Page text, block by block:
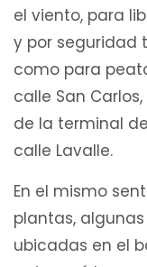
el viento, para
y por seguridad
como para
calle San
de la terminal
calle Lavalle.
En el mismo
plantas,
ubicadas en el